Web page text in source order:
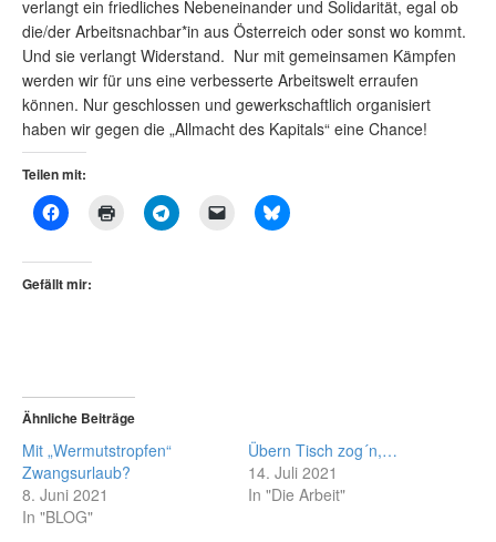
verlangt ein friedliches Nebeneinander und Solidarität, egal ob
die/der Arbeitsnachbar*in aus Österreich oder sonst wo kommt.
Und sie verlangt Widerstand. Nur mit gemeinsamen Kämpfen
werden wir für uns eine verbesserte Arbeitswelt erraufen
können. Nur geschlossen und gewerkschaftlich organisiert
haben wir gegen die „Allmacht des Kapitals“ eine Chance!
Teilen mit:
Gefällt mir:
Ähnliche Beiträge
Mit „Wermutstropfen“
Zwangsurlaub?
8. Juni 2021
In "BLOG"
Übern Tisch zog´n,…
14. Juli 2021
In "Die Arbeit"